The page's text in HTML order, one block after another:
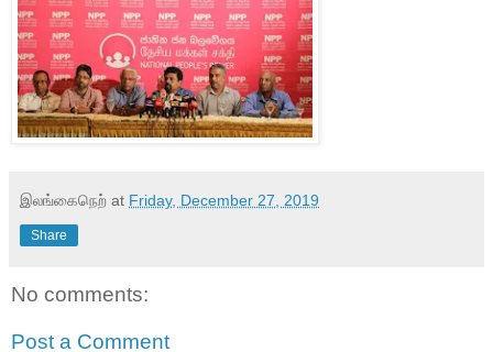
இலங்கைநெற் at Friday, December 27, 2019
Share
No comments:
Post a Comment